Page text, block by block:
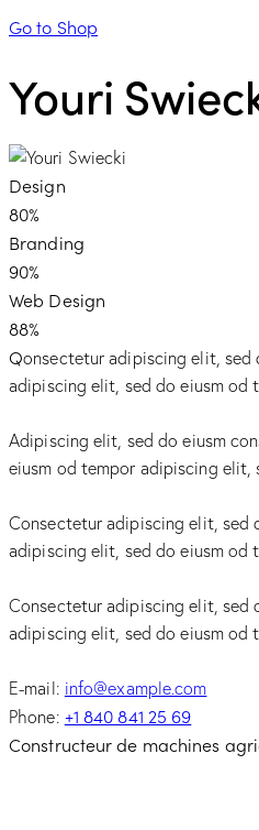
Go to Shop
Youri
Design
80%
Branding
90%
Web Design
88%
Qonsectetur adipiscing elit, sed
adipiscing elit, sed do eiusm od
Adipiscing elit, sed do eiusm
eiusm od tempor adipiscing elit,
Consectetur adipiscing elit, sed
adipiscing elit, sed do eiusm od
Consectetur adipiscing elit, sed
adipiscing elit, sed do eiusm od
E-mail: info@example.com
Phone: +1 840 841 25 69
Constructeur de machines